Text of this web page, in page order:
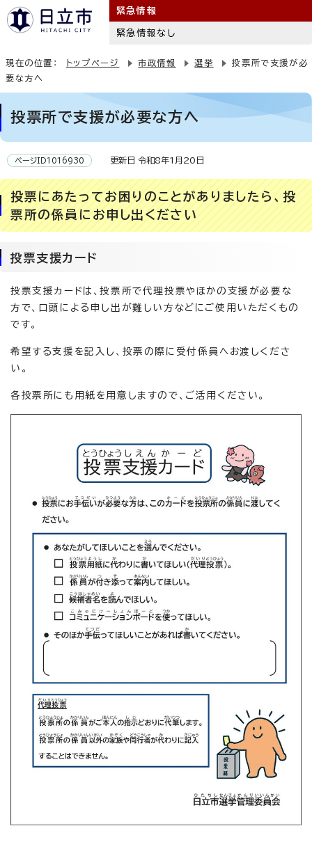
緊急情報
緊急情報なし
現在の位置： トップページ 市政情報 選挙
投票所で支援が必
要な方へ
投票所で支援が必要な方へ
ページID1016930 更新日 令和8年1月20日
投票にあたってお困りのことがありましたら、投
票所の係員にお申し出ください
投票支援カード
投票支援カードは、投票所で代理投票やほかの支援が必要な
方で、口頭による申し出が難しい方などにご使用いただくもの
です。
希望する支援を記入し、投票の際に受付係員へお渡しくださ
い。
各投票所にも用紙を用意しますので、ご活用ください。